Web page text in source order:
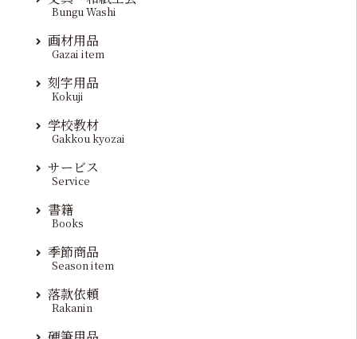
Bungu Washi
画材用品
Gazai item
刻字用品
Kokuji
学校教材
Gakkou kyozai
サービス
Service
書籍
Books
季節商品
Season item
落款依頼
Rakanin